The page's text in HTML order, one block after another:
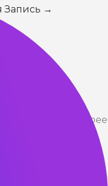
Запись →
как можно скорее